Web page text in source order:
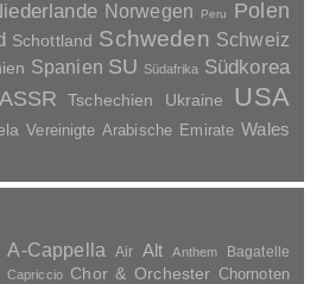
Norwegen Peru
Polen
Schottland Schweden Schweiz
Spanien SU Südafrika Südkorea
Tschechien Ukraine USA
Vereinigte Arabische Emirate Wales
A-Cappella Air Alt Anthem Bagatelle
Capriccio Chor & Orchester Chornoten